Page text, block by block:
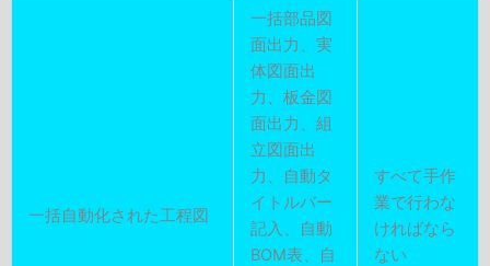
一括自動化された工程図
一括部品図
面出力、実
体図面出
力、板金図
面出力、組
立図面出
力、自動タ
イトルバー
記入、自動
BOM表、自
すべて手作
業で行わな
ければなら
ない